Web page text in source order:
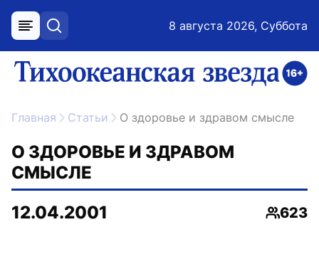
меню поиск 8 августа 2026, Суббота
ссылка на главную
Главная Статьи О здоровье и здравом смысле
О ЗДОРОВЬЕ И ЗДРАВОМ
СМЫСЛЕ
12.04.2001
623